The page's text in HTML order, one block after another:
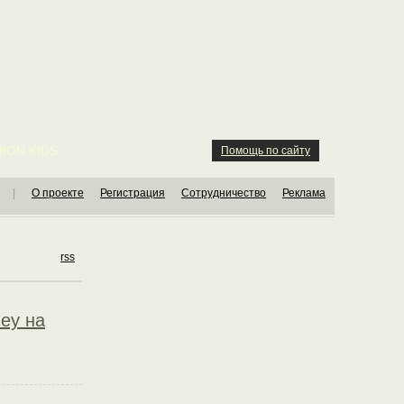
Помощь по сайту
О проекте Регистрация Сотрудничество Реклама
rss
на